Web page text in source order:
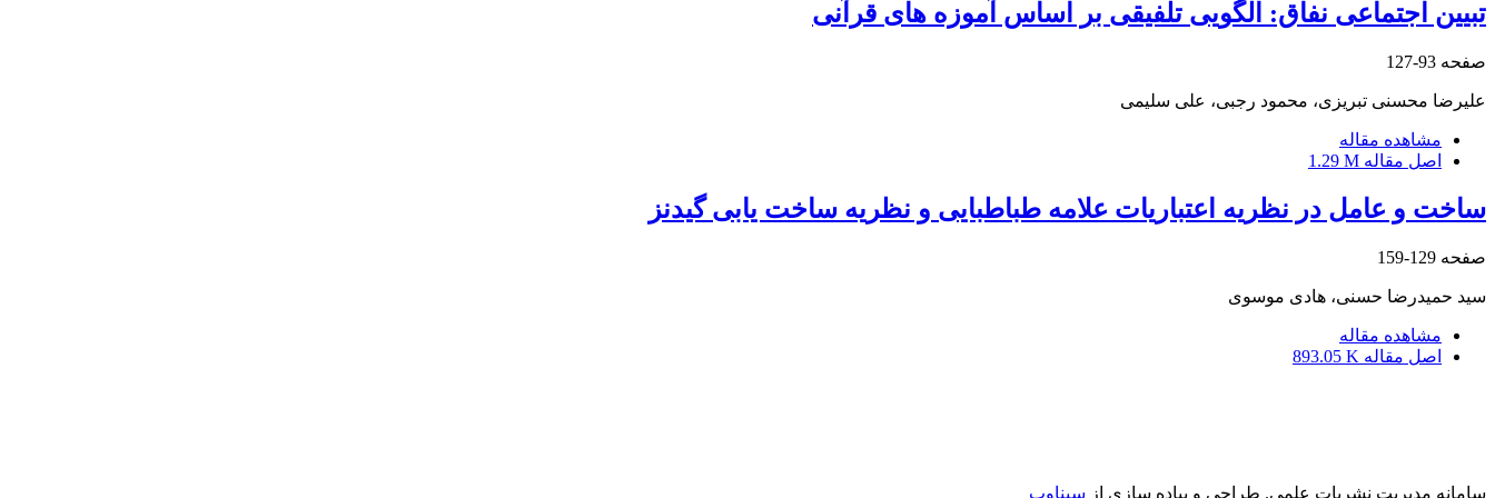
تبیین اجتماعی نفاق: الگویی تلفیقی بر اساس آموزه های قرآنی
صفحه 93-127
علیرضا محسنی تبریزی، محمود رجبی، علی سلیمی
مشاهده مقاله
اصل مقاله 1.29 M
ساخت و عامل در نظریه اعتباریات علامه طباطبایی و نظریه ساخت یابی گیدنز
صفحه 129-159
سید حمیدرضا حسنی، هادی موسوی
مشاهده مقاله
اصل مقاله 893.05 K
سامانه مدیریت نشریات علمی. طراحی و پیاده سازی از سیناوب